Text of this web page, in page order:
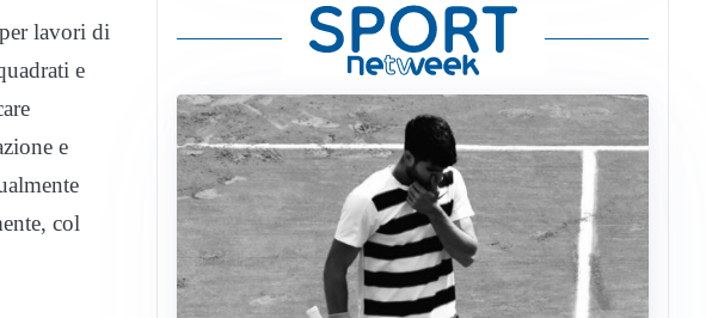
lavori di
e
e
col